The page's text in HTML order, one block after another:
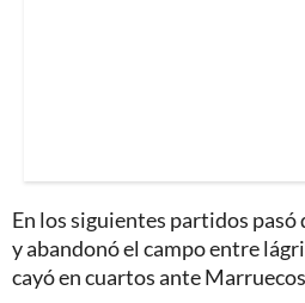
En los siguientes partidos
y abandonó el campo entre
cayó en cuartos ante